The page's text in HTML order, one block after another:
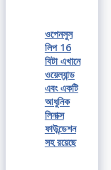
ওপেনসুস
লিপ 16
বিটা এখানে
ওয়েল্যান্ড
এবং একটি
আধুনিক
লিনাক্স
ফাউন্ডেশন
সহ রয়েছে